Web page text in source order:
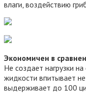
влаги, воздействию
Экономичен в
Не создает нагрузки
жидкости впитывает
выдерживает до 100